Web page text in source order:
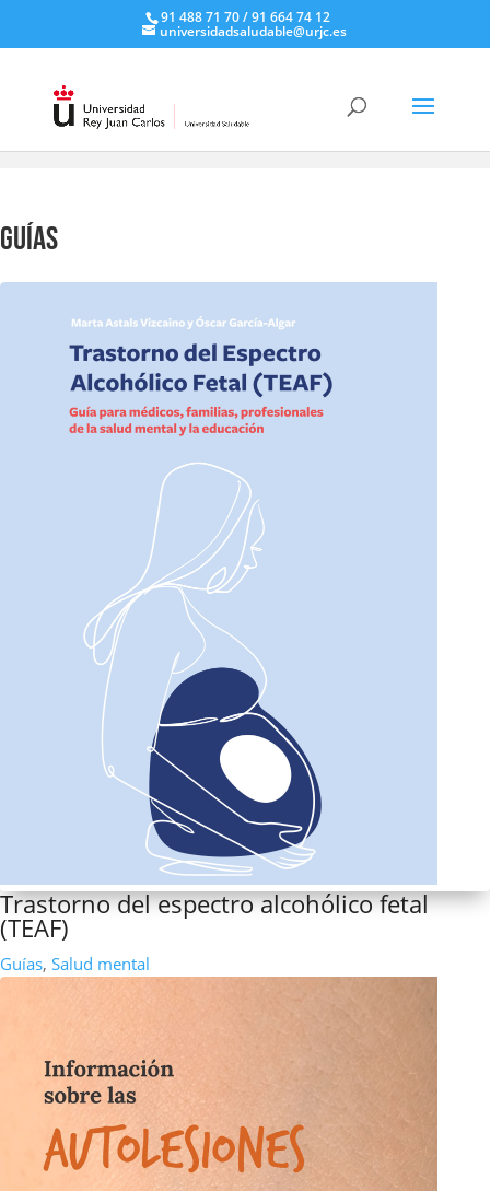
91 488 71 70 / 91 664 74 12
universidadsaludable@urjc.es
Recursos> Guías
Guías
Trastorno del espectro alcohólico fetal
(TEAF)
Guías, Salud mental